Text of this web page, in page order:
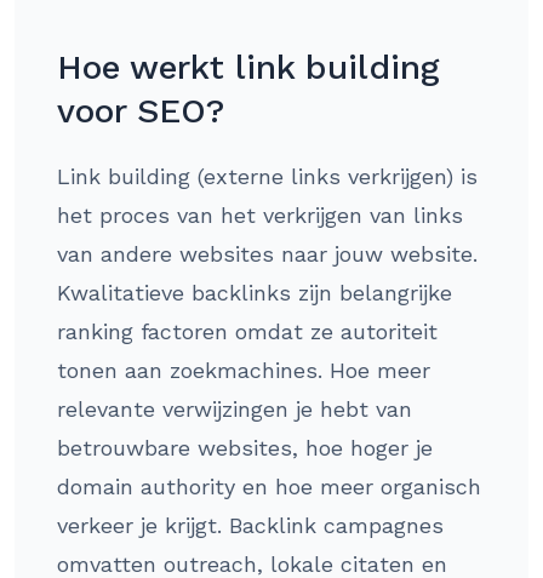
Hoe werkt link building
voor SEO?
Link building (externe links verkrijgen) is
het proces van het verkrijgen van links
van andere websites naar jouw website.
Kwalitatieve backlinks zijn belangrijke
ranking factoren omdat ze autoriteit
tonen aan zoekmachines. Hoe meer
relevante verwijzingen je hebt van
betrouwbare websites, hoe hoger je
domain authority en hoe meer organisch
verkeer je krijgt. Backlink campagnes
omvatten outreach, lokale citaten en